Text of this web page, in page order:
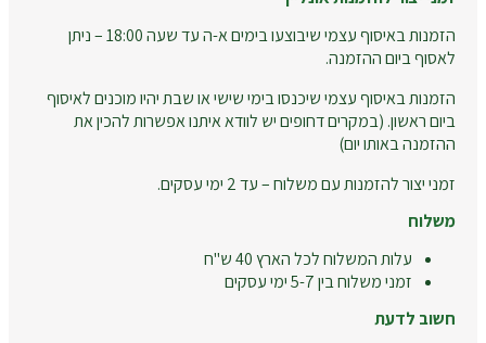
הזמנות באיסוף עצמי שיבוצעו בימים א-ה עד שעה 18:00 – ניתן
לאסוף ביום ההזמנה.
הזמנות באיסוף עצמי שיכנסו בימי שישי או שבת יהיו מוכנים לאיסוף
ביום ראשון. (במקרים דחופים יש לוודא איתנו אפשרות להכין את
ההזמנה באותו יום)
זמני יצור להזמנות עם משלוח – עד 2 ימי עסקים.
משלוח
עלות המשלוח לכל הארץ 40 ש"ח
זמני משלוח בין 5-7 ימי עסקים
חשוב לדעת